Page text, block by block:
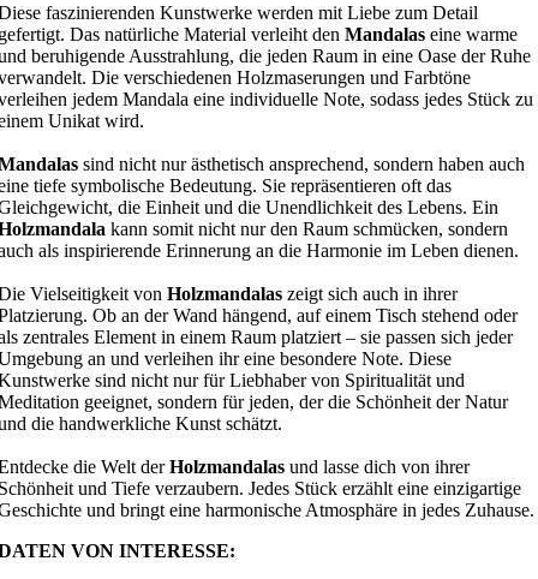
faszinierenden Kunstwerke werden mit Liebe zum Detail
Das natürliche Material verleiht den Mandalas eine warme
beruhigende Ausstrahlung, die jeden Raum in eine Oase der Ruhe
Die verschiedenen Holzmaserungen und Farbtöne
jedem Mandala eine individuelle Note, sodass jedes Stück zu
Unikat wird.
sind nicht nur ästhetisch ansprechend, sondern haben auch
tiefe symbolische Bedeutung. Sie repräsentieren oft das
die Einheit und die Unendlichkeit des Lebens. Ein
kann somit nicht nur den Raum schmücken, sondern
als inspirierende Erinnerung an die Harmonie im Leben dienen.
Vielseitigkeit von Holzmandalas zeigt sich auch in ihrer
Ob an der Wand hängend, auf einem Tisch stehend oder
zentrales Element in einem Raum platziert – sie passen sich jeder
an und verleihen ihr eine besondere Note. Diese
sind nicht nur für Liebhaber von Spiritualität und
geeignet, sondern für jeden, der die Schönheit der Natur
die handwerkliche Kunst schätzt.
die Welt derHolzmandalas und lasse dich von ihrer
und Tiefe verzaubern. Jedes Stück erzählt eine einzigartige
und bringt eine harmonische Atmosphäre in jedes Zuhause.
VON INTERESSE: